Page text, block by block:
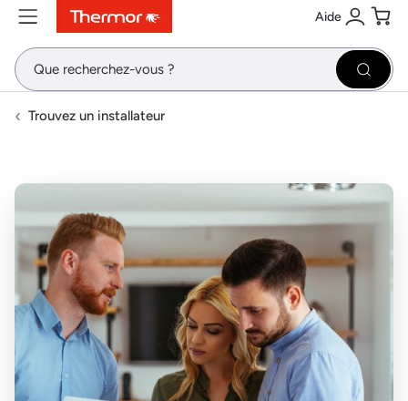
ContenuMenuRecherche Aide
Se
Trouvez un installateur